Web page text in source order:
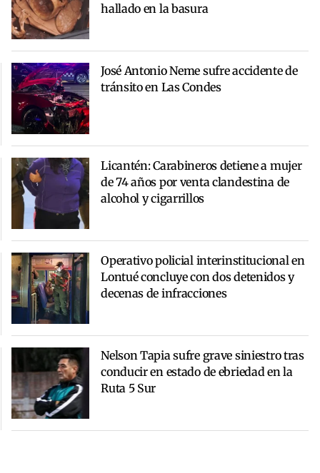
hallado en la basura
José Antonio Neme sufre accidente de
tránsito en Las Condes
Licantén: Carabineros detiene a mujer
de 74 años por venta clandestina de
alcohol y cigarrillos
Operativo policial interinstitucional en
Lontué concluye con dos detenidos y
decenas de infracciones
Nelson Tapia sufre grave siniestro tras
conducir en estado de ebriedad en la
Ruta 5 Sur